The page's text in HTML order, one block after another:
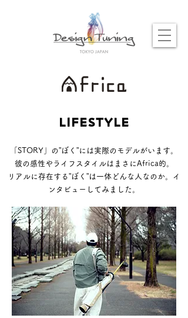
LIFESTYLE
「STORY」の”ぼく”には実際のモデルがいます。
彼の感性やライフスタイルはまさにAfrica的。
リアルに存在する​”ぼく”は一体どんな人なのか。
イ
ンタビューしてみました。